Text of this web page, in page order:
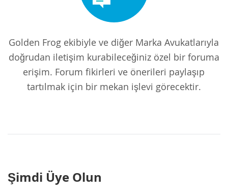
Golden Frog ekibiyle ve diğer Marka Avukatlarıyla
doğrudan iletişim kurabileceğiniz özel bir foruma
erişim. Forum fikirleri ve önerileri paylaşıp
tartılmak için bir mekan işlevi görecektir.
Şimdi Üye Olun